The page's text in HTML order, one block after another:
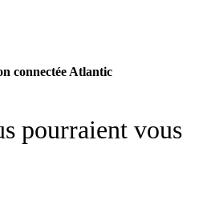
connectée Atlantic
pourraient vous